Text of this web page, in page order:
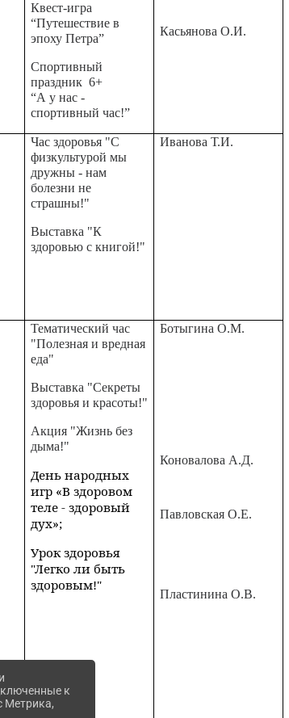
Квест-игра
“Путешествие в
эпоху Петра”
Спортивный
праздник 6+
“А у нас -
спортивный час!”
Касьянова О.И.
Час здоровья "С
физкультурой мы
дружны - нам
болезни не
страшны!"
Выставка "К
здоровью с книгой!"
Иванова Т.И.
Тематический час
"Полезная и вредная
еда"
Выставка "Секреты
здоровья и красоты!"
Акция "Жизнь без
дыма!"
День народных
игр «В здоровом
теле - здоровый
дух»;
Урок здоровья
"Легко ли быть
здоровым!"
Ботыгина О.М.
Коновалова А.Д.
Павловская О.Е.
Пластинина О.В.
к
Метрика,